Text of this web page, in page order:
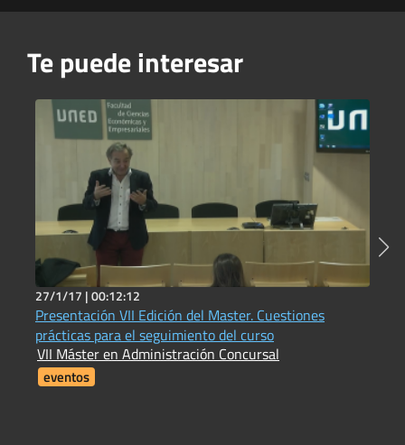
Te puede interesar
27/1/17 |00:12:12
Presentación VII Edición del Master. Cuestiones
prácticas para el seguimiento del curso
VII Máster en Administración Concursal
eventos